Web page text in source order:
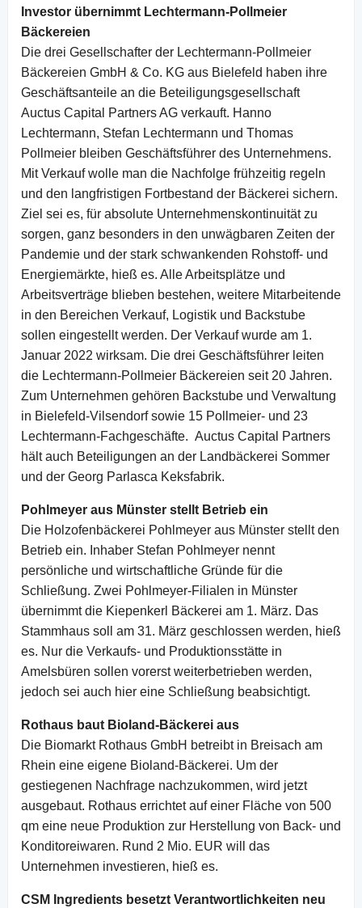
Investor übernimmt Lechtermann-Pollmeier
Bäckereien
Die drei Gesellschafter der Lechtermann-Pollmeier
Bäckereien GmbH & Co. KG aus Bielefeld haben ihre
Geschäftsanteile an die Beteiligungsgesellschaft
Auctus Capital Partners AG verkauft. Hanno
Lechtermann, Stefan Lechtermann und Thomas
Pollmeier bleiben Geschäftsführer des Unternehmens.
Mit Verkauf wolle man die Nachfolge frühzeitig regeln
und den langfristigen Fortbestand der Bäckerei sichern.
Ziel sei es, für absolute Unternehmenskontinuität zu
sorgen, ganz besonders in den unwägbaren Zeiten der
Pandemie und der stark schwankenden Rohstoff- und
Energiemärkte, hieß es. Alle Arbeitsplätze und
Arbeitsverträge blieben bestehen, weitere Mitarbeitende
in den Bereichen Verkauf, Logistik und Backstube
sollen eingestellt werden. Der Verkauf wurde am 1.
Januar 2022 wirksam. Die drei Geschäftsführer leiten
die Lechtermann-Pollmeier Bäckereien seit 20 Jahren.
Zum Unternehmen gehören Backstube und Verwaltung
in Bielefeld-Vilsendorf sowie 15 Pollmeier- und 23
Lechtermann-Fachgeschäfte. Auctus Capital Partners
hält auch Beteiligungen an der Landbäckerei Sommer
und der Georg Parlasca Keksfabrik.
Pohlmeyer aus Münster stellt Betrieb ein
Die Holzofenbäckerei Pohlmeyer aus Münster stellt den
Betrieb ein. Inhaber Stefan Pohlmeyer nennt
persönliche und wirtschaftliche Gründe für die
Schließung. Zwei Pohlmeyer-Filialen in Münster
übernimmt die Kiepenkerl Bäckerei am 1. März. Das
Stammhaus soll am 31. März geschlossen werden, hieß
es. Nur die Verkaufs- und Produktionsstätte in
Amelsbüren sollen vorerst weiterbetrieben werden,
jedoch sei auch hier eine Schließung beabsichtigt.
Rothaus baut Bioland-Bäckerei aus
Die Biomarkt Rothaus GmbH betreibt in Breisach am
Rhein eine eigene Bioland-Bäckerei. Um der
gestiegenen Nachfrage nachzukommen, wird jetzt
ausgebaut. Rothaus errichtet auf einer Fläche von 500
qm eine neue Produktion zur Herstellung von Back- und
Konditoreiwaren. Rund 2 Mio. EUR will das
Unternehmen investieren, hieß es.
CSM Ingredients besetzt Verantwortlichkeiten neu